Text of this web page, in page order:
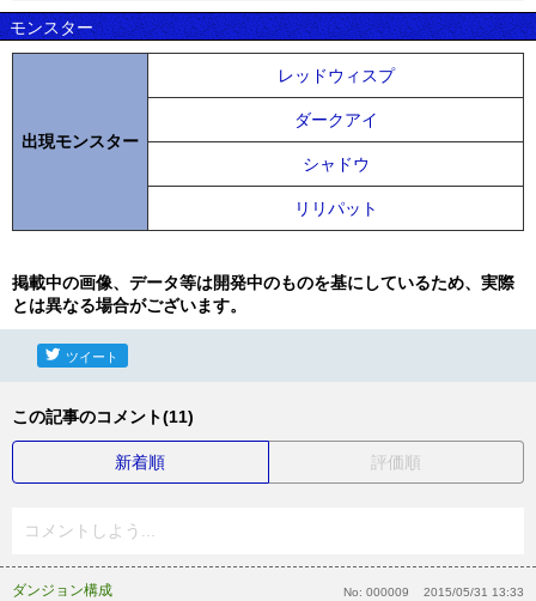
モンスター
出現モンスター
レッドウィスプ
ダークアイ
シャドウ
リリパット
掲載中の画像、データ等は開発中のものを基にしているため、実際
とは異なる場合がございます。
ツイート
この記事のコメント(11)
新着順 評価順
コメントしよう...
ダンジョン構成 No: 000009 2015/05/31 13:33